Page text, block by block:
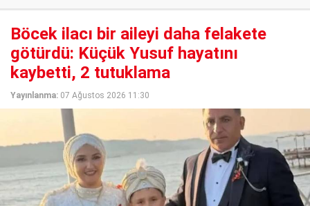
Böcek ilacı bir aileyi daha felakete
götürdü: Küçük Yusuf hayatını
kaybetti, 2 tutuklama
Yayınlanma: 07 Ağustos 2026 11:30